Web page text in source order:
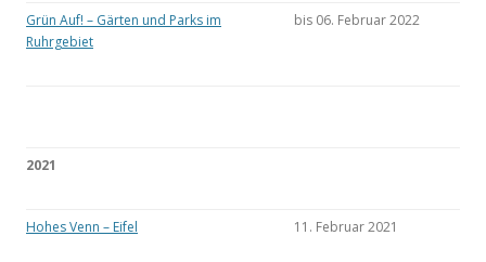
Grün Auf! – Gärten und Parks im
Ruhrgebiet
bis 06. Februar 2022
2021
Hohes Venn – Eifel 11. Februar 2021